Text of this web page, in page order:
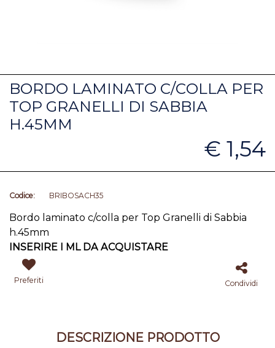
BORDO LAMINATO C/COLLA PER
TOP GRANELLI DI SABBIA
H.45MM
€ 1,54
Codice: BRIBOSACH35
Bordo laminato c/colla per Top Granelli di Sabbia
h.45mm
INSERIRE I ML DA ACQUISTARE
Preferiti Condividi
DESCRIZIONE PRODOTTO